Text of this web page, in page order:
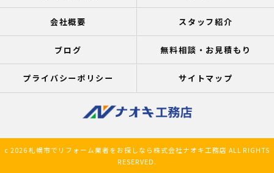
会社概要 スタッフ紹介
ブログ 無料相談・お見積もり
プライバシーポリシー サイトマップ
c 2026 札幌市でリフォーム業者をお探しなら株式会社ナオキ工務店 ALL RIGHTS
RESERVED.